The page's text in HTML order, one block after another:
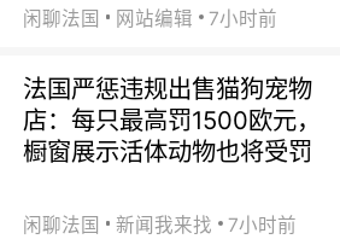
闲聊法国 网站编辑 7小时前
法国严惩违规出售猫狗宠物
店：每只最高罚1500欧元，
橱窗展示活体动物也将受罚
闲聊法国 新闻我来找 7小时前